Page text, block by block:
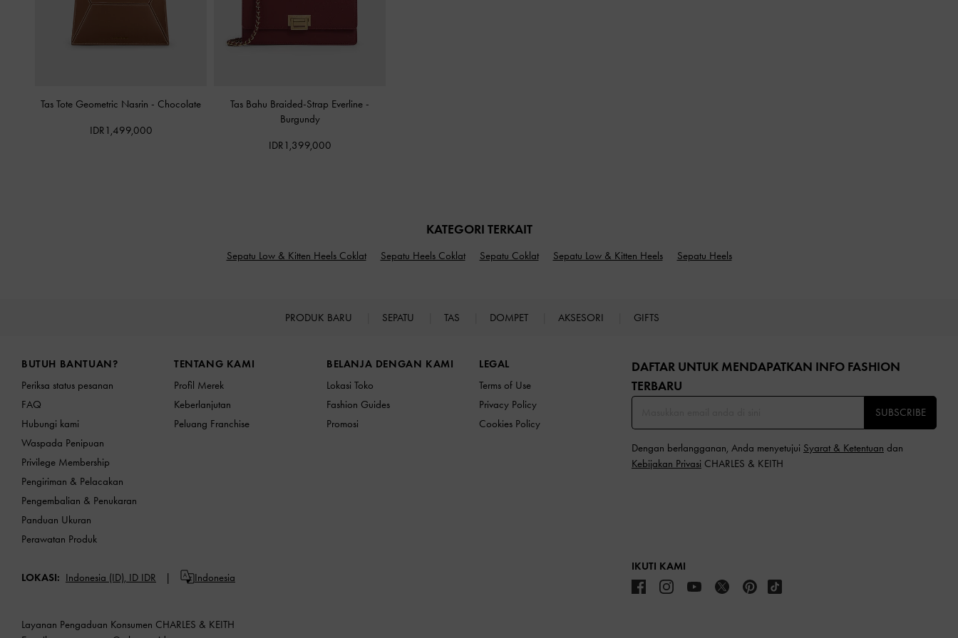
Tas Tote Geometric Nasrin - Chocolate
IDR1,499,000
Tas Bahu Braided-Strap Everline -
Burgundy
IDR1,399,000
KATEGORI TERKAIT
Sepatu Low & Kitten Heels Coklat Sepatu Heels Coklat Sepatu Coklat Sepatu Low & Kitten Heels Sepatu Heels
PRODUK BARU SEPATU TAS DOMPET AKSESORI GIFTS
BUTUH BANTUAN?
Periksa status pesanan
FAQ
Hubungi kami
Waspada Penipuan
Privilege Membership
Pengiriman & Pelacakan
Pengembalian & Penukaran
Panduan Ukuran
Perawatan Produk
TENTANG KAMI
Profil Merek
Keberlanjutan
Peluang Franchise
BELANJA DENGAN KAMI
Lokasi Toko
Fashion Guides
Promosi
LEGAL
Terms of Use
Privacy Policy
Cookies Policy
DAFTAR UNTUK MENDAPATKAN INFO FASHION
TERBARU​
SUBSCRIBE
Dengan berlangganan, Anda menyetujui Syarat & Ketentuan dan
Kebijakan Privasi CHARLES & KEITH
LOKASI: Indonesia (ID), ID IDR Indonesia
IKUTI KAMI
Layanan Pengaduan Konsumen CHARLES & KEITH